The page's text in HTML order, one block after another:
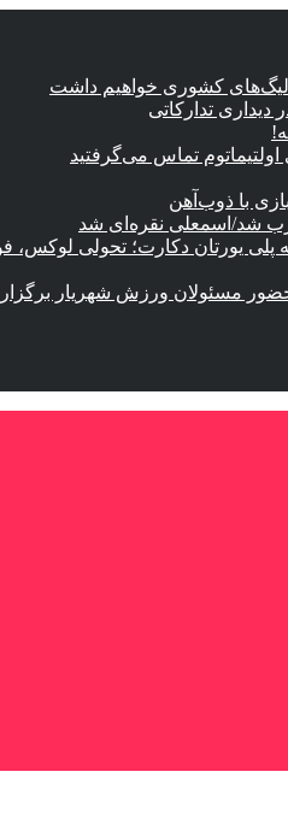
لیگ‌های کشوری خواهیم داشت
دیداری تدارکاتی
اولتیماتوم تماس می‌گرفتید
با ذوب‌آهن
شد/اسمعلی نقره‌ای شد
پلی یورتان دکارت؛ تحولی
حضور مسئولان ورزش شهریار